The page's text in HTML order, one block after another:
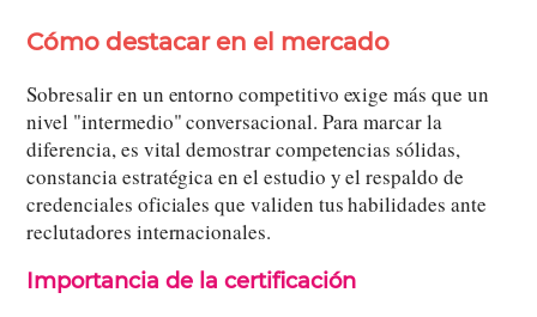
Cómo destacar en el mercado
Sobresalir en un entorno competitivo exige más que un
nivel "intermedio" conversacional. Para marcar la
diferencia, es vital demostrar competencias sólidas,
constancia estratégica en el estudio y el respaldo de
credenciales oficiales que validen tus habilidades ante
reclutadores internacionales.
Importancia de la certificación